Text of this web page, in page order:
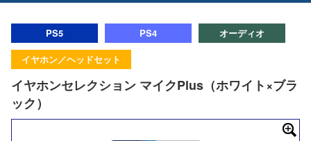
PS5 PS4
オーディオ
イヤホン／ヘッドセット
イヤホンセレクション マイクPlus（ホワイト×ブラ
ック）